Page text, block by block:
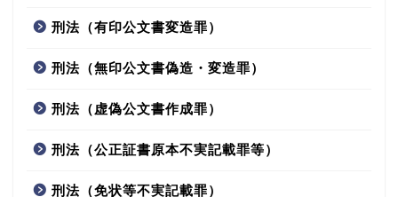
刑法（有印公文書変造罪）
刑法（無印公文書偽造・変造罪）
刑法（虚偽公文書作成罪）
刑法（公正証書原本不実記載罪等）
刑法（免状等不実記載罪）